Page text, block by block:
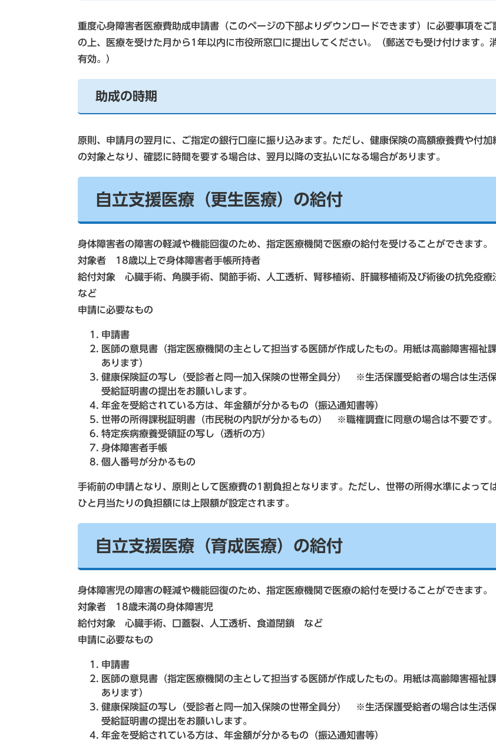
重度心身障害者医療費助成申請書（このページの下部よりダウンロードできます）に必要事項をご
の上、医療を受けた月から1年以内に市役所窓口に提出してください。（郵送でも受け付けます。
有効。）
助成の時期
原則、申請月の翌月に、ご指定の銀行口座に振り込みます。ただし、健康保険の高額療養費や付加
の対象となり、確認に時間を要する場合は、翌月以降の支払いになる場合があります。
自立支援医療（更生医療）の給付
身体障害者の障害の軽減や機能回復のため、指定医療機関で医療の給付を受けることができます。
対象者 18歳以上で身体障害者手帳所持者
給付対象 心臓手術、角膜手術、関節手術、人工透析、腎移植術、肝臓移植術及び術後の抗免疫
など
申請に必要なもの
申請書
医師の意見書（指定医療機関の主として担当する医師が作成したもの。用紙は高齢障害福祉
あります）
健康保険証の写し（受診者と同一加入保険の世帯全員分） ※生活保護受給者の場合は生活
受給証明書の提出をお願いします。
年金を受給されている方は、年金額が分かるもの（振込通知書等）
世帯の所得課税証明書（市民税の内訳が分かるもの） ※職権調査に同意の場合は不要です。
特定疾病療養受領証の写し（透析の方）
身体障害者手帳
個人番号が分かるもの
手術前の申請となり、原則として医療費の1割負担となります。ただし、世帯の所得水準によっては
ひと月当たりの負担額には上限額が設定されます。
自立支援医療（育成医療）の給付
身体障害児の障害の軽減や機能回復のため、指定医療機関で医療の給付を受けることができます。
対象者 18歳未満の身体障害児
給付対象 心臓手術、口蓋裂、人工透析、食道閉鎖 など
申請に必要なもの
申請書
医師の意見書（指定医療機関の主として担当する医師が作成したもの。用紙は高齢障害福祉
あります）
健康保険証の写し（受診者と同一加入保険の世帯全員分） ※生活保護受給者の場合は生活
受給証明書の提出をお願いします。
年金を受給されている方は、年金額が分かるもの（振込通知書等）